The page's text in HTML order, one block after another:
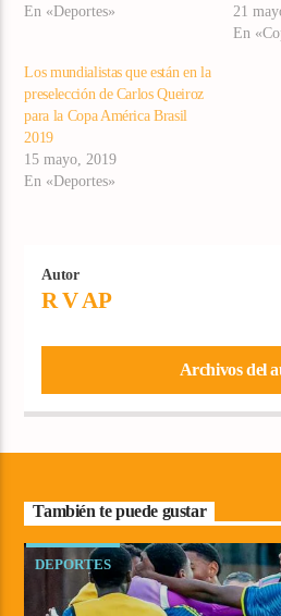
En «Deportes»
21
En
Los mundialistas que están en la
preselección de Carlos Queiroz
para la Copa América Brasil
2019
15 mayo, 2019
En «Deportes»
Autor
R V AP
Archivos del
También te puede gustar
DEPORTES